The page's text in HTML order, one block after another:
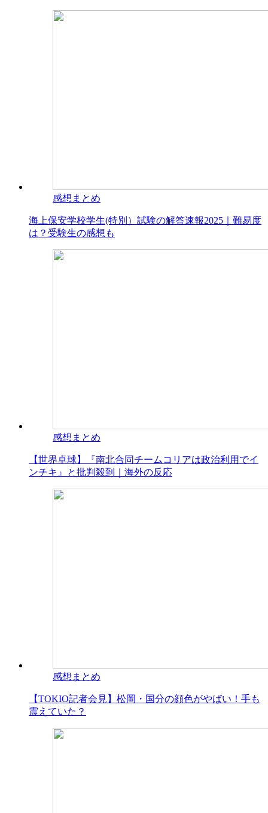
感想まとめ
海上保安学校学生(特別）試験の解答速報2025｜難易度
は？受験生の感想も
感想まとめ
【世界卓球】『南北合同チームコリアは政治利用でイ
ンチキ』と批判殺到｜海外の反応
感想まとめ
【TOKIO記者会見】松岡・国分の顔色がやばい！手も
震えていた？